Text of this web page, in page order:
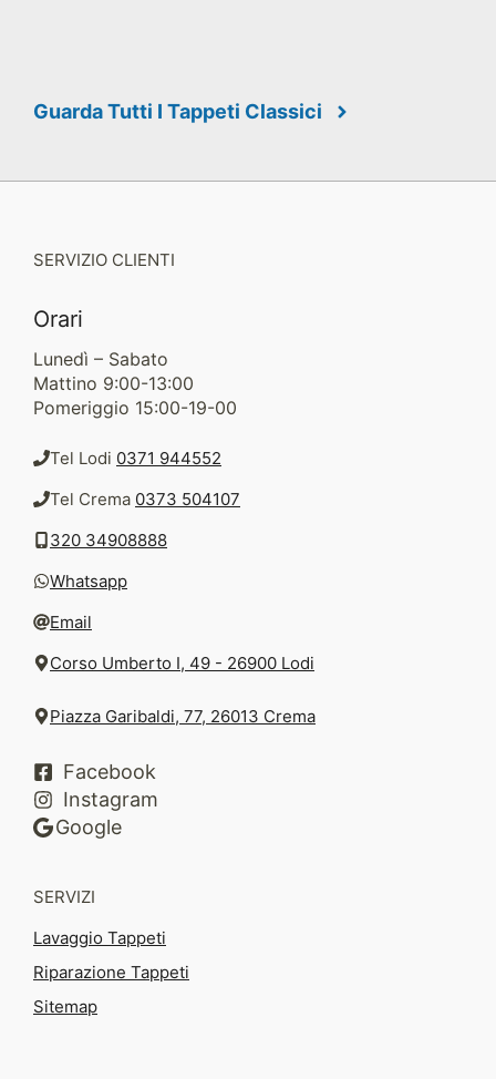
Guarda Tutti I Tappeti Classici
SERVIZIO CLIENTI
Orari
Lunedì – Sabato
Mattino 9:00-13:00
Pomeriggio 15:00-19-00
Tel Lodi 0371 944552
Tel Crema 0373 504107
320 34908888
Whatsapp
Email
Corso Umberto I, 49 - 26900 Lodi
Piazza Garibaldi, 77, 26013 Crema
Facebook
Instagram
Google
SERVIZI
Lavaggio Tappeti
Riparazione Tappeti
Sitemap